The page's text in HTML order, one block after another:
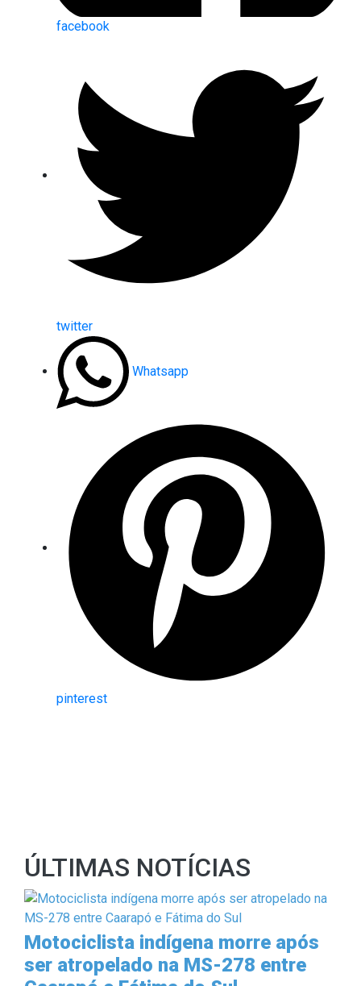
facebook
twitter
Whatsapp
pinterest
ÚLTIMAS NOTÍCIAS
Motociclista indígena morre após
ser atropelado na MS-278 entre